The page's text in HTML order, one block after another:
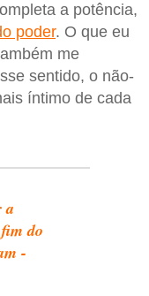
a potência,
poder. O que eu
me
sentido, o não-
íntimo de cada
a
do
-